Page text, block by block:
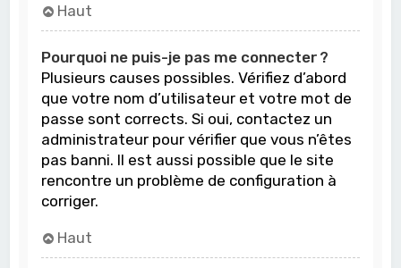
Haut
Pourquoi ne puis-je pas me connecter ?
Plusieurs causes possibles. Vérifiez d’abord
que votre nom d’utilisateur et votre mot de
passe sont corrects. Si oui, contactez un
administrateur pour vérifier que vous n’êtes
pas banni. Il est aussi possible que le site
rencontre un problème de configuration à
corriger.
Haut